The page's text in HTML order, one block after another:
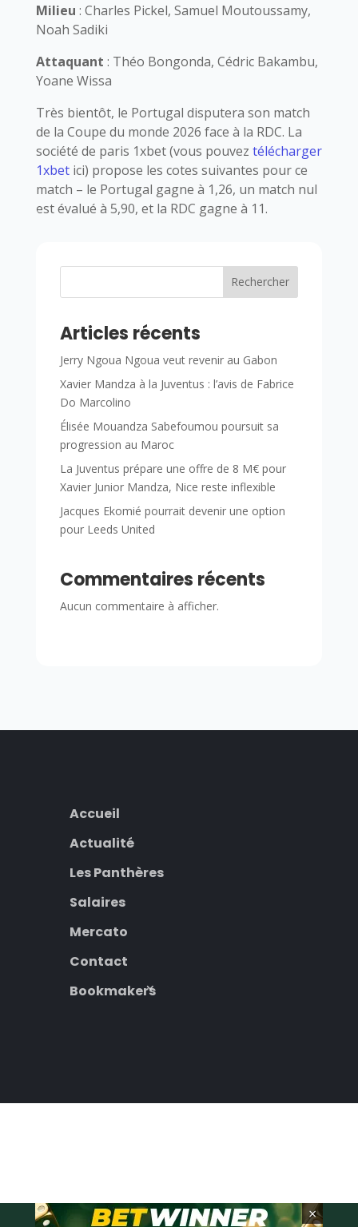
Milieu : Charles Pickel, Samuel Moutoussamy,
Noah Sadiki
Attaquant : Théo Bongonda, Cédric Bakambu,
Yoane Wissa
Très bientôt, le Portugal disputera son match
de la Coupe du monde 2026 face à la RDC. La
société de paris 1xbet (vous pouvez télécharger
1xbetici) propose les cotes suivantes pour ce
match – le Portugal gagne à 1,26, un match nul
est évalué à 5,90, et la RDC gagne à 11.
Rechercher
Articles récents
Jerry Ngoua Ngoua veut revenir au Gabon
Xavier Mandza à la Juventus : l’avis de Fabrice
Do Marcolino
Élisée Mouandza Sabefoumou poursuit sa
progression au Maroc
La Juventus prépare une offre de 8 M€ pour
Xavier Junior Mandza, Nice reste inflexible
Jacques Ekomié pourrait devenir une option
pour Leeds United
Commentaires récents
Aucun commentaire à afficher.
Accueil
Actualité
Les Panthères
Salaires
Mercato
Contact
Bookmakers
×